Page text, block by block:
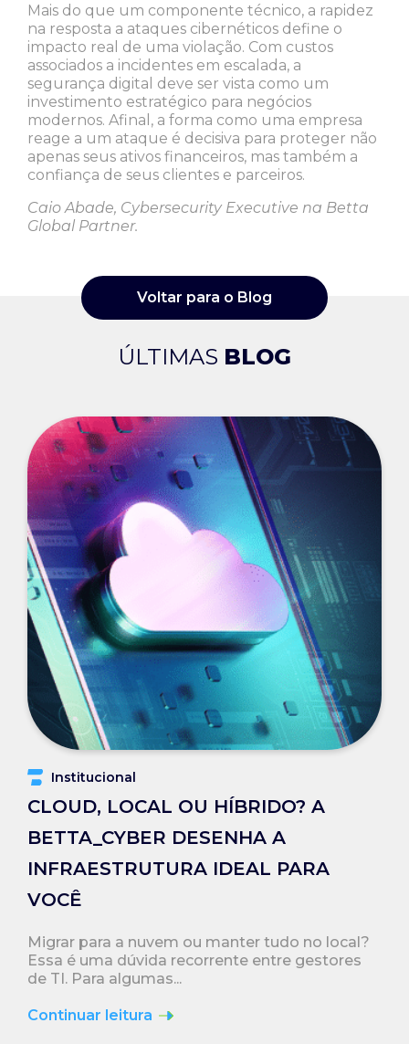
Mais do que um componente técnico, a rapidez
na resposta a ataques cibernéticos define o
impacto real de uma violação. Com custos
associados a incidentes em escalada, a
segurança digital deve ser vista como um
investimento estratégico para negócios
modernos. Afinal, a forma como uma empresa
reage a um ataque é decisiva para proteger não
apenas seus ativos financeiros, mas também a
confiança de seus clientes e parceiros.
Caio Abade, Cybersecurity Executive na Betta
Global Partner.
Voltar para o Blog
ÚLTIMAS BLOG
Institucional
CLOUD, LOCAL OU HÍBRIDO? A
BETTA_CYBER DESENHA A
INFRAESTRUTURA IDEAL PARA
VOCÊ
Migrar para a nuvem ou manter tudo no local?
Essa é uma dúvida recorrente entre gestores
de TI. Para algumas...
Continuar leitura